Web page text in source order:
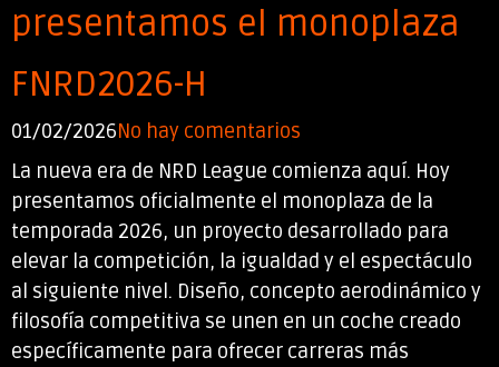
presentamos el monoplaza
FNRD2026-H
01/02/2026No hay comentarios
La nueva era de NRD League comienza aquí. Hoy
presentamos oficialmente el monoplaza de la
temporada 2026, un proyecto desarrollado para
elevar la competición, la igualdad y el espectáculo
al siguiente nivel. Diseño, concepto aerodinámico y
filosofía competitiva se unen en un coche creado
específicamente para ofrecer carreras más